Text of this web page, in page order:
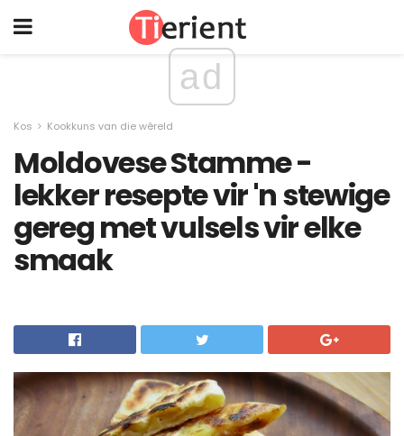
ad
Kos Kookkuns van die wêreld
Moldovese Stamme -
lekker resepte vir 'n stewige
gereg met vulsels vir elke
smaak